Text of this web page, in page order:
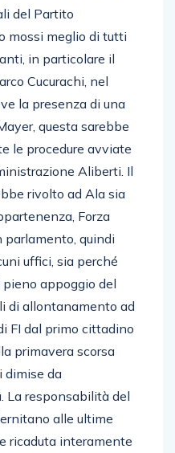
del Partito
mossi meglio di tutti
in particolare il
Cucurachi, nel
la presenza di una
questa sarebbe
le procedure avviate
Aliberti. Il
rivolto ad Ala sia
Forza
parlamento, quindi
uffici, sia perché
appoggio del
di allontanamento ad
FI dal primo cittadino
primavera scorsa
dimise da
La responsabilità del
alle ultime
ricaduta interamente